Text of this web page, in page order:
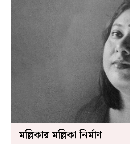
মল্লিকার মল্লিকা নির্মাণ